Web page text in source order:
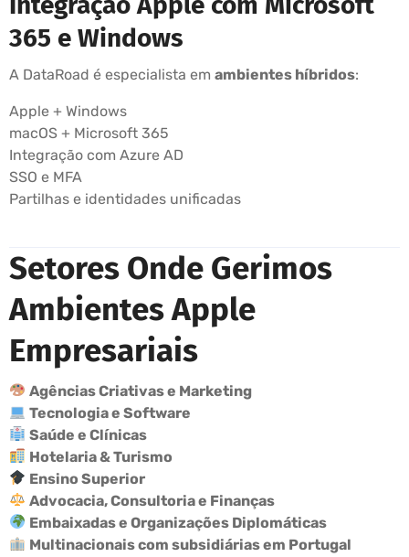
365 e Windows
A DataRoad é especialista em ambientes híbridos:
Apple + Windows
macOS + Microsoft 365
Integração com Azure AD
SSO e MFA
Partilhas e identidades unificadas
Setores Onde Gerimos
Ambientes Apple
Empresariais
Agências Criativas e Marketing
Tecnologia e Software
Saúde e Clínicas
Hotelaria & Turismo
Ensino Superior
Advocacia, Consultoria e Finanças
Embaixadas e Organizações Diplomáticas
Multinacionais com subsidiárias em Portugal